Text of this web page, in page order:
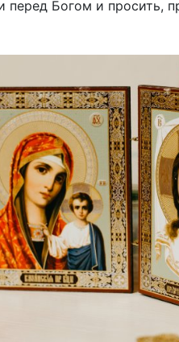
перед Богом и просить,